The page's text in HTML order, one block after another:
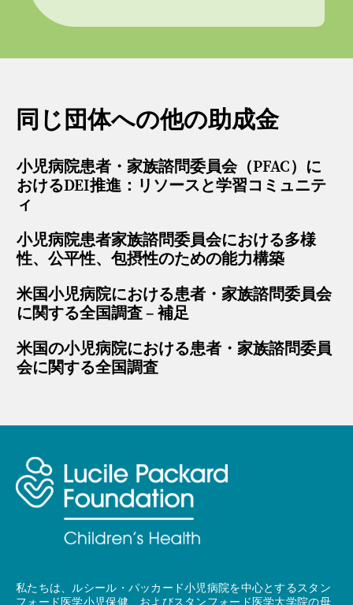
同じ団体への他の助成金
小児病院患者・家族諮問委員会（PFAC）に
おけるDEI推進：リソースと学習コミュニテ
ィ
小児病院患者家族諮問委員会における多様
性、公平性、包摂性のための能力構築
米国小児病院における患者・家族諮問委員会
に関する全国調査 – 補足
米国の小児病院における患者・家族諮問委員
会に関する全国調査
私たちは、ルシール・パッカード小児病院を中心とするスタン